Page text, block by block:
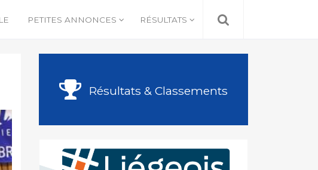
PETITES ANNONCES RÉSULTATS
Résultats & Classements